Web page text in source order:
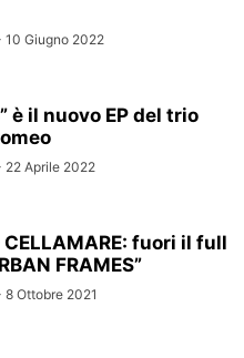
10 Giugno 2022
è il nuovo EP del trio
22 Aprile 2022
CELLAMARE: fuori il full
FRAMES”
8 Ottobre 2021